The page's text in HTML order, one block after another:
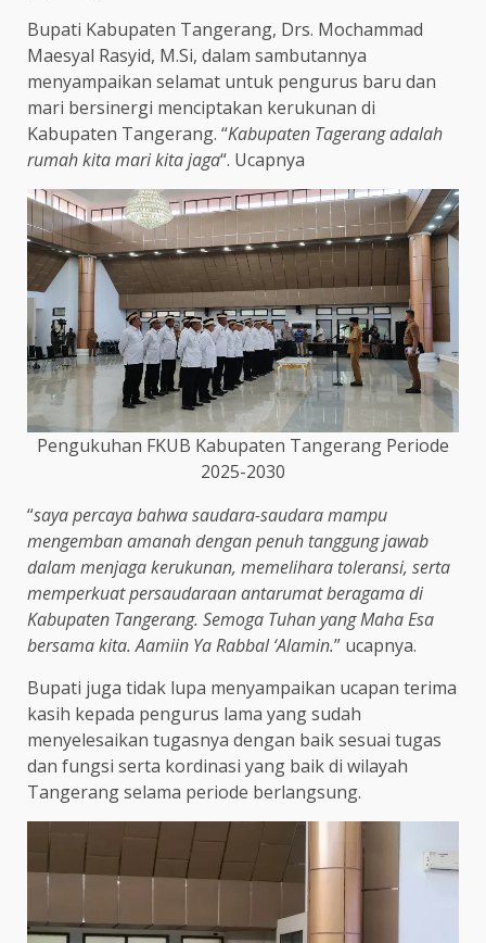
Bupati Kabupaten Tangerang, Drs. Mochammad
Maesyal Rasyid, M.Si, dalam sambutannya
menyampaikan selamat untuk pengurus baru dan
mari bersinergi menciptakan kerukunan di
Kabupaten Tangerang. “Kabupaten Tagerang adalah
rumah kita mari kita jaga“. Ucapnya
Pengukuhan FKUB Kabupaten Tangerang Periode
2025-2030
“saya percaya bahwa saudara-saudara mampu
mengemban amanah dengan penuh tanggung jawab
dalam menjaga kerukunan, memelihara toleransi, serta
memperkuat persaudaraan antarumat beragama di
Kabupaten Tangerang. Semoga Tuhan yang Maha Esa
bersama kita. Aamiin Ya Rabbal ‘Alamin.” ucapnya.
Bupati juga tidak lupa menyampaikan ucapan terima
kasih kepada pengurus lama yang sudah
menyelesaikan tugasnya dengan baik sesuai tugas
dan fungsi serta kordinasi yang baik di wilayah
Tangerang selama periode berlangsung.